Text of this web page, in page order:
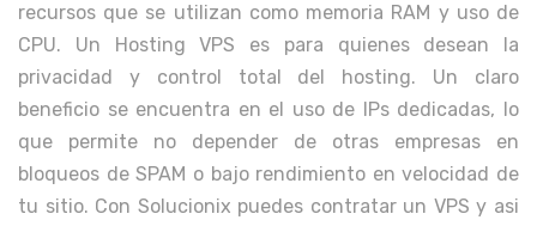
recursos que se utilizan como memoria RAM y uso de
CPU. Un Hosting VPS es para quienes desean la
privacidad y control total del hosting. Un claro
beneficio se encuentra en el uso de IPs dedicadas, lo
que permite no depender de otras empresas en
bloqueos de SPAM o bajo rendimiento en velocidad de
tu sitio. Con Solucionix puedes contratar un VPS y asi